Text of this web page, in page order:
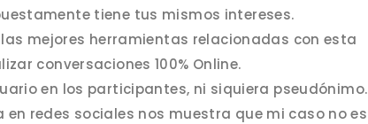
tiene tus mismos intereses.
las mejores herramientas relacionadas con esta
conversaciones 100% Online.
en los participantes, ni siquiera pseudónimo.
en redes sociales nos muestra que mi caso no es